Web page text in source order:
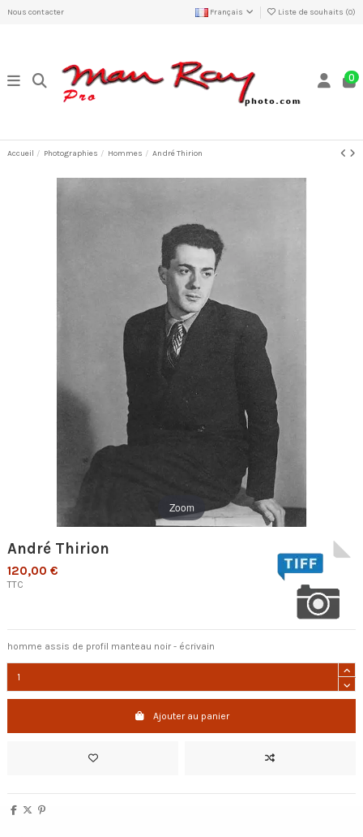
Nous contacter Français Liste de souhaits (0)
0
Accueil Photographies Hommes André Thirion
Zoom
André Thirion
120,00 €
TTC
homme assis de profil manteau noir - écrivain
Ajouter au panier